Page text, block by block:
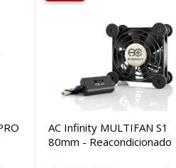
AC Infinity MULTIFAN S1
80mm - Reacondicionado